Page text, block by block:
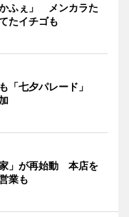
ふぇ」 メンカラた
たイチゴも
「七夕パレード」
」が再始動 本店を
業も